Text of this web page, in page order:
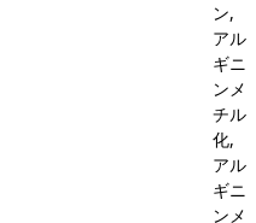
ン,
アル
ギニ
ンメ
チル
化,
アル
ギニ
ンメ